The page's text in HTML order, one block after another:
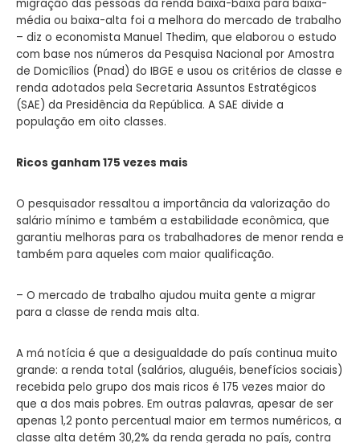
migração das pessoas da renda baixa-baixa para baixa-
média ou baixa-alta foi a melhora do mercado de trabalho
– diz o economista Manuel Thedim, que elaborou o estudo
com base nos números da Pesquisa Nacional por Amostra
de Domicílios (Pnad) do IBGE e usou os critérios de classe e
renda adotados pela Secretaria Assuntos Estratégicos
(SAE) da Presidência da República. A SAE divide a
população em oito classes.
Ricos ganham 175 vezes mais
O pesquisador ressaltou a importância da valorização do
salário mínimo e também a estabilidade econômica, que
garantiu melhoras para os trabalhadores de menor renda e
também para aqueles com maior qualificação.
– O mercado de trabalho ajudou muita gente a migrar
para a classe de renda mais alta.
A má notícia é que a desigualdade do país continua muito
grande: a renda total (salários, aluguéis, benefícios sociais)
recebida pelo grupo dos mais ricos é 175 vezes maior do
que a dos mais pobres. Em outras palavras, apesar de ser
apenas 1,2 ponto percentual maior em termos numéricos, a
classe alta detém 30,2% da renda gerada no país, contra